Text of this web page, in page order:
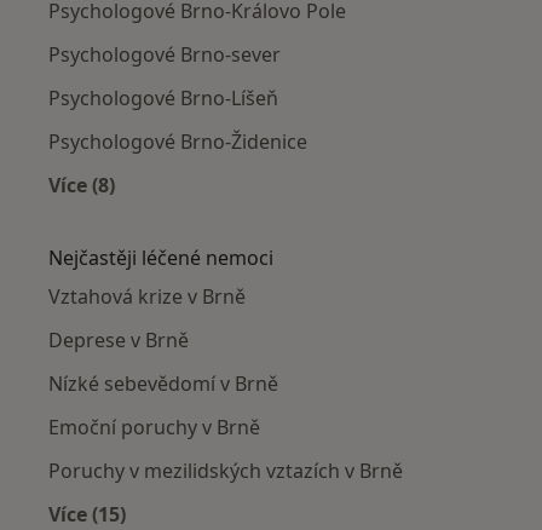
Psychologové Brno-Královo Pole
Psychologové Brno-sever
Psychologové Brno-Líšeň
Psychologové Brno-Židenice
Více (8)
Nejčastěji léčené nemoci
Vztahová krize v Brně
Deprese v Brně
Nízké sebevědomí v Brně
Emoční poruchy v Brně
Poruchy v mezilidských vztazích v Brně
Více (15)